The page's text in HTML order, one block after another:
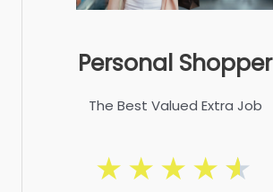
Personal Shopper
The Best Valued Extra Job
★★★★★